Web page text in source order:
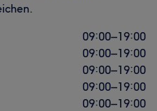
09:00–19:00
09:00–19:00
09:00–19:00
09:00–19:00
09:00–19:00